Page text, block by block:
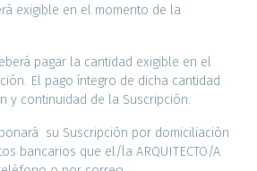
exigible en el momento de la
pagar la cantidad exigible en el
El pago íntegro de dicha cantidad
y continuidad de la Suscripción.
su Suscripción por domiciliación
bancarios que el/la ARQUITECTO/A